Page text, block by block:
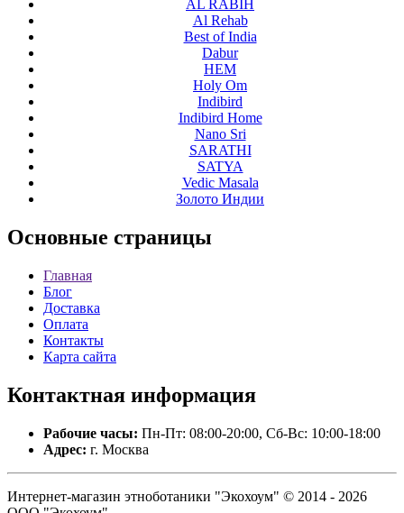
AL RABIH
Al Rehab
Best of India
Dabur
HEM
Holy Om
Indibird
Indibird Home
Nano Sri
SARATHI
SATYA
Vedic Masala
Золото Индии
Основные страницы
Главная
Блог
Доставка
Оплата
Контакты
Карта сайта
Контактная информация
Рабочие часы: Пн-Пт: 08:00-20:00, Сб-Вс: 10:00-18:00
Адрес: г. Москва
Интернет-магазин этноботаники "Экохоум" © 2014 - 2026